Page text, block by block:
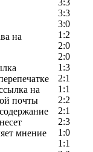
3:3
3:3
3:0
1:2
2:0
2:0
1:3
2:1
1:1
2:2
2:1
2:3
1:0
1:1
на
на
почты
мнение